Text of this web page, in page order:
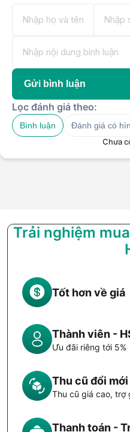
Gửi bình luận
Lọc đánh giá theo:
Bình luận Đánh giá có
Chưa
Trải nghiệm
Tốt hơn về giá
Thành viên -
Ưu đãi riêng tới 5%
Thu cũ đổi mới
Thu cũ giá cao, trợ
Thanh toán -